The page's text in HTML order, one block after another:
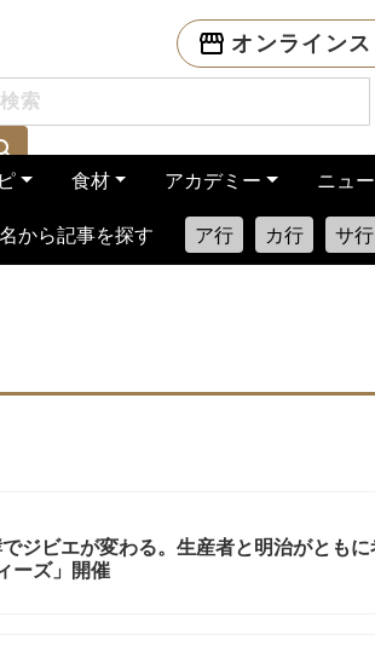
オンライン
食材 アカデミー ニュ
から記事を探す ア行 カ行 サ行
ジビエが変わる。生産者と明治がともに
ーズ」開催